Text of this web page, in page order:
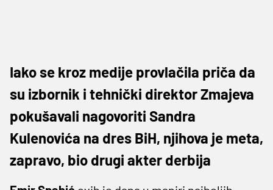
Iako se kroz medije provlačila priča da
su izbornik i tehnički direktor Zmajeva
pokušavali nagovoriti Sandra
Kulenovića na dres BiH, njihova je meta,
zapravo, bio drugi akter derbija